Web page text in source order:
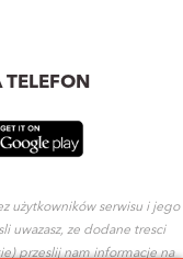
użytkowników serwisu i jego
uwazasz, ze dodane tresci
przeslij nam informacje na